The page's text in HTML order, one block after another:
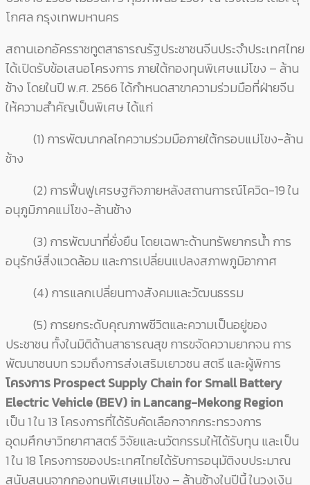
โกศล กรุงเทพมหานคร
สถานเอกอัครราชทูตสาธารณรัฐประชาชนจีนประจำประเทศไทย
ได้เปิดรับข้อเสนอโครงการ ภายใต้กองทุนพิเศษแม่โขง – ล้าน
ช้าง โดยในปี พ.ศ. 2566 ได้กำหนดสาขาความร่วมมือที่ฝ่ายจีน
ให้ความสำคัญเป็นพิเศษ ได้แก่
(1) การพัฒนากลไกความร่วมมือภายใต้กรอบแม่โขง-ล้าน
ช้าง
(2) การฟื้นฟูเศรษฐกิจภายหลังสถานการณ์โควิด-19 ใน
อนุภูมิภาคแม่โขง-ล้านช้าง
(3) การพัฒนาที่ยั่งยืน โดยเฉพาะด้านทรัพยากรน้ำ การ
อนุรักษ์สิ่งแวดล้อม และการเปลี่ยนแปลงสภาพภูมิอากาศ
(4) การแลกเปลี่ยนทางสังคมและวัฒนธรรม
(5) การยกระดับคุณภาพชีวิตและความเป็นอยู่ของ
ประชาชน ทั้งในมิติด้านสาธารณสุข การขจัดความยากจน การ
พัฒนาชนบท รวมถึงการส่งเสริมเยาวชน สตรี และผู้พิการ
โครงการ Prospect Supply Chain for Small Battery
Electric Vehicle (BEV) in Lancang-Mekong Region
เป็น 1 ใน 13 โครงการที่ได้รับคัดเลือกจากกระทรวงการ
อุดมศึกษาวิทยาศาสตร์ วิจัยและนวัตกรรมให้ได้รับทุน และเป็น
1 ใน 18 โครงการของประเทศไทยได้รับการอนุมัติงบประมาณ
สนับสนุนจากกองทุนพิเศษแม่โขง – ล้านช้างในปีนี้ ในวงเงิน